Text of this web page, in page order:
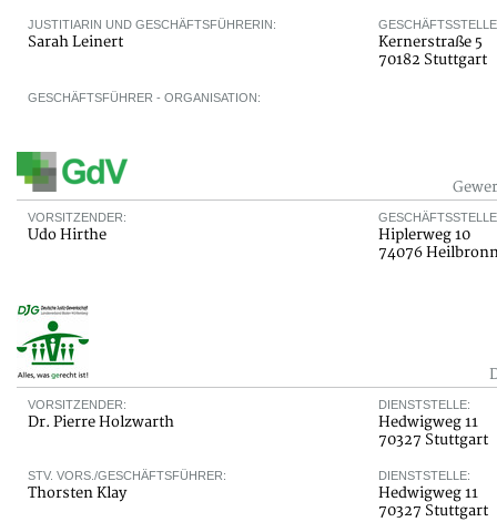
JUSTITIARIN UND GESCHÄFTSFÜHRERIN:
Sarah Leinert
Kernerstraße 5
70182 Stuttgart
GESCHÄFTSFÜHRER - ORGANISATION:
VORSITZENDER:
Udo Hirthe
Hiplerweg 10
74076
VORSITZENDER:
Dr. Pierre Holzwarth
DIENSTSTELLE:
Hedwigweg 11
70327 Stuttgart
STV. VORS./GESCHÄFTSFÜHRER:
Thorsten Klay
DIENSTSTELLE:
Hedwigweg 11
70327 Stuttgart